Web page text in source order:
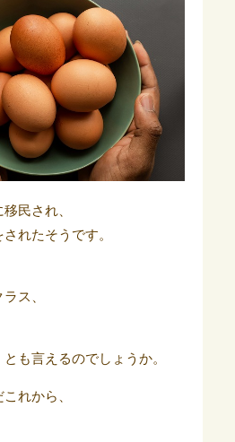
民され、
れたそうです。
ス、
も言えるのでしょうか。
れから、